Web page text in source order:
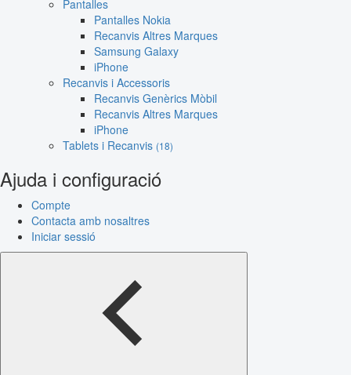
Pantalles
Pantalles Nokia
Recanvis Altres Marques
Samsung Galaxy
iPhone
Recanvis i Accessoris
Recanvis Genèrics Mòbil
Recanvis Altres Marques
iPhone
Tablets i Recanvis (18)
Ajuda i configuració
Compte
Contacta amb nosaltres
Iniciar sessió